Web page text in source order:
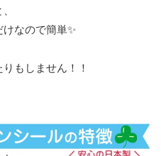
なので簡単✨
もしません！！